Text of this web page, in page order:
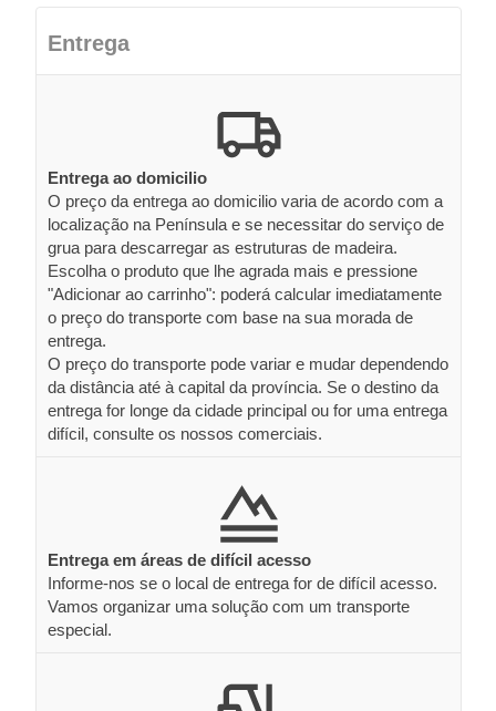
Entrega
Entrega ao domicilio
O preço da entrega ao domicilio varia de acordo com a
localização na Península e se necessitar do serviço de
grua para descarregar as estruturas de madeira.
Escolha o produto que lhe agrada mais e pressione
"Adicionar ao carrinho": poderá calcular imediatamente
o preço do transporte com base na sua morada de
entrega.
O preço do transporte pode variar e mudar dependendo
da distância até à capital da província. Se o destino da
entrega for longe da cidade principal ou for uma entrega
difícil, consulte os nossos comerciais.
Entrega em áreas de difícil acesso
Informe-nos se o local de entrega for de difícil acesso.
Vamos organizar uma solução com um transporte
especial.